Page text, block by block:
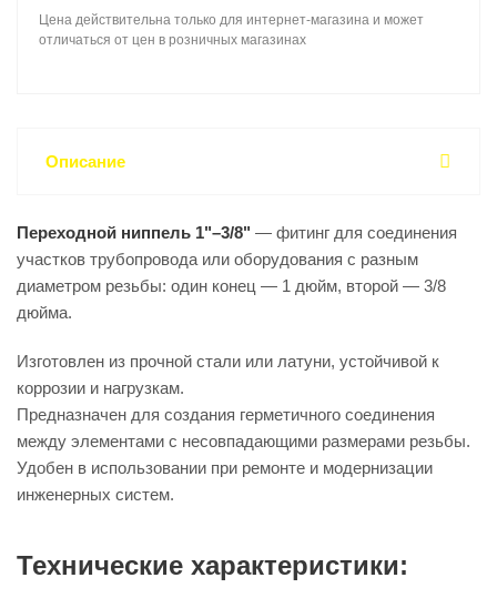
Цена действительна только для интернет-магазина и может
отличаться от цен в розничных магазинах
Описание
Переходной ниппель 1"–3/8" — фитинг для соединения
участков трубопровода или оборудования с разным
диаметром резьбы: один конец — 1 дюйм, второй — 3/8
дюйма.
Изготовлен из прочной стали или латуни, устойчивой к
коррозии и нагрузкам.
Предназначен для создания герметичного соединения
между элементами с несовпадающими размерами резьбы.
Удобен в использовании при ремонте и модернизации
инженерных систем.
Технические характеристики: